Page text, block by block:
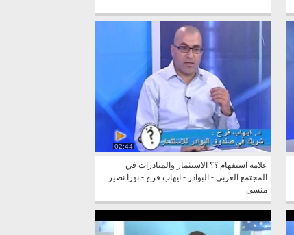
02:44
علامة استفهام ؟؟ الاستثمار والمبادرات في
المجتمع العربي - البوادر - ايهاب فرح - نورا نصير
منسى